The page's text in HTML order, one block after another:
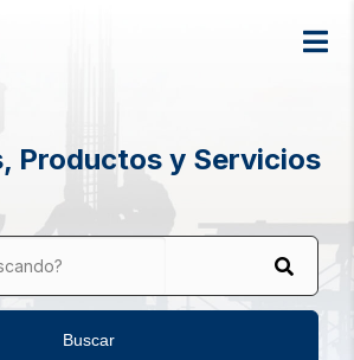
Productos y Servicios
Buscar